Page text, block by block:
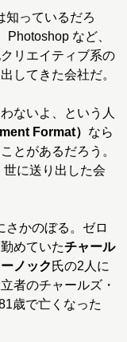
知っているだろ
Photoshop など、
リエイティブ系の
してきた会社だ。
ないよ、という人
Format） なら
とがあるだろう。
に送り出した会
かのぼる。ゼロ
めていたチャール
ノック氏の2人に
者のチャールズ・
歳で亡くなった